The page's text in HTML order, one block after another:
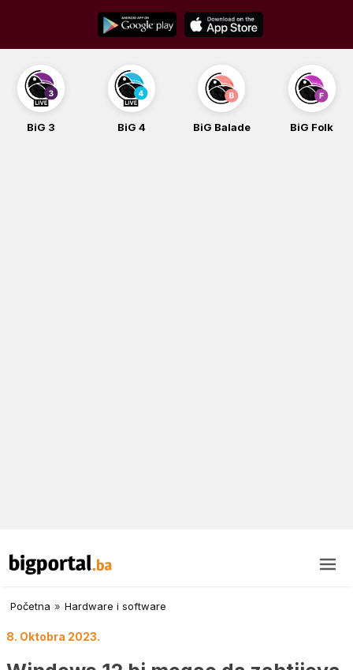
content
BiG 3 BiG 4 BiG Balade BiG Folk
Početna » Hardware i software
8. Oktobra 2023.